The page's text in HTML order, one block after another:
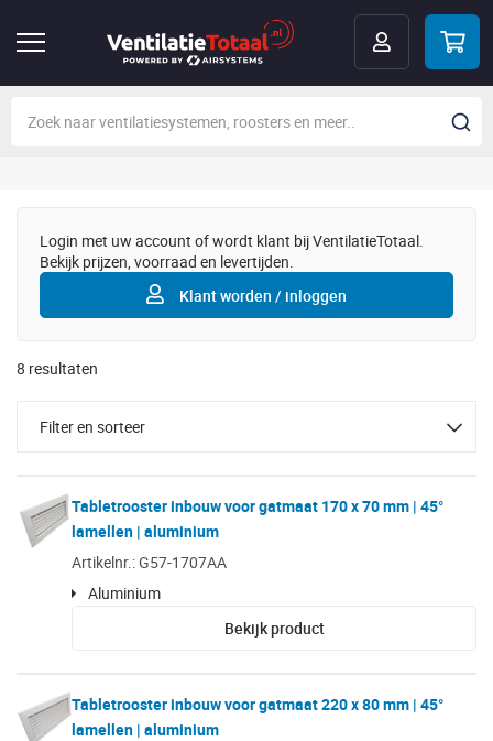
Login met uw account of wordt klant bij VentilatieTotaal.
Bekijk prijzen, voorraad en levertijden.
Klant worden / inloggen
8 resultaten
Filter en sorteer
Tabletrooster inbouw voor gatmaat 170 x 70 mm | 45°
lamellen | aluminium
Artikelnr.: G57-1707AA
Aluminium
Bekijk product
Tabletrooster inbouw voor gatmaat 220 x 80 mm | 45°
lamellen | aluminium